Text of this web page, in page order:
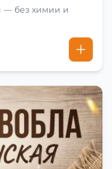
— без химии и